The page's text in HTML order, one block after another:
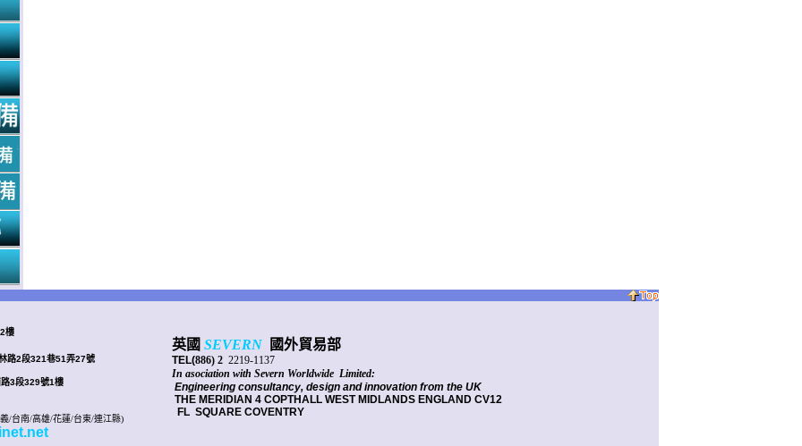
樓
路2段321巷51弄27號
3段329號1樓
/台南/高雄/花蓮/台東/連江縣)
英國 SEVERN 國外貿易部
TEL(886) 2 2219-1137
In asociation with Severn Worldwide Limited:
Engineering consultancy, design and innovation from the UK
THE MERIDIAN 4 COPTHALL WESTMIDLANDS ENGLAND CV12
FL SQUARE COVENTRY